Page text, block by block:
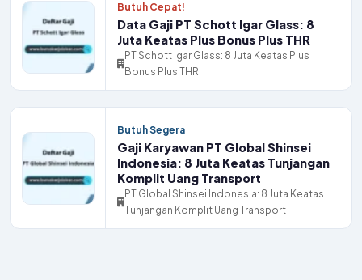
Butuh Cepat!
Data Gaji PT Schott Igar Glass: 8
Juta Keatas Plus Bonus Plus THR
PT Schott Igar Glass: 8 Juta Keatas Plus
Bonus Plus THR
Butuh Segera
Gaji Karyawan PT Global Shinsei
Indonesia: 8 Juta Keatas Tunjangan
Komplit Uang Transport
PT Global Shinsei Indonesia: 8 Juta Keatas
Tunjangan Komplit Uang Transport